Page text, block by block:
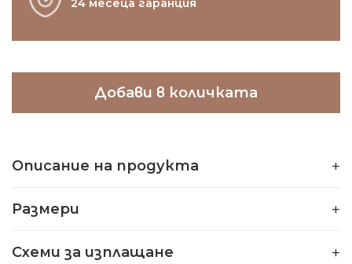
24 месеца гаранция
Добави в количката
Описание на продукта
Размери
Схеми за изплащане